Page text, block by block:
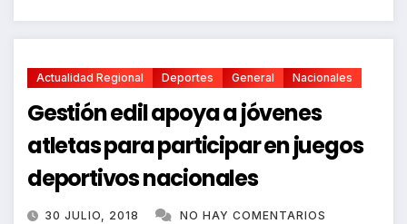
Actualidad Regional Deportes General Nacionales
Gestión edil apoya a jóvenes
atletas para participar en juegos
deportivos nacionales
30 JULIO, 2018 NO HAY COMENTARIOS